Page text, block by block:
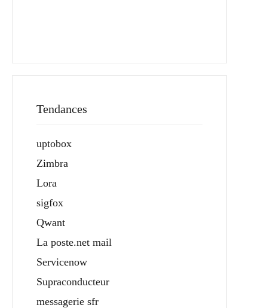
Tendances
uptobox
Zimbra
Lora
sigfox
Qwant
La poste.net mail
Servicenow
Supraconducteur
messagerie sfr